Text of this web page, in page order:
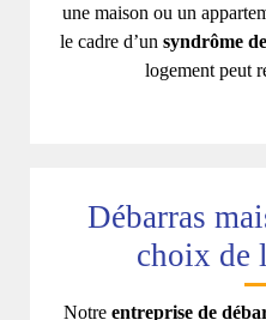
une maison ou un
le cadre d’un syndrôme
logement peut
Débarras
choix de
Notre entreprise de